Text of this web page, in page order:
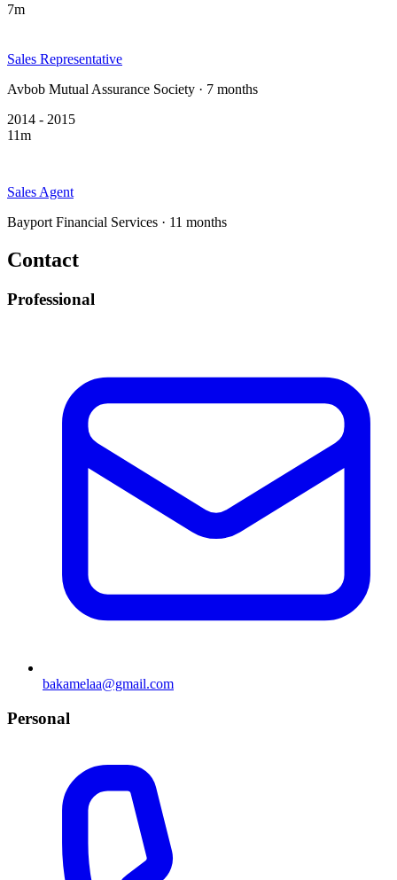
7m
Sales Representative
Avbob Mutual Assurance Society · 7 months
2014 - 2015
11m
Sales Agent
Bayport Financial Services · 11 months
Contact
Professional
bakamelaa@gmail.com
Personal